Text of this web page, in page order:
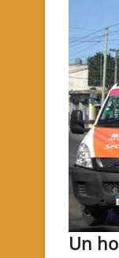
Un